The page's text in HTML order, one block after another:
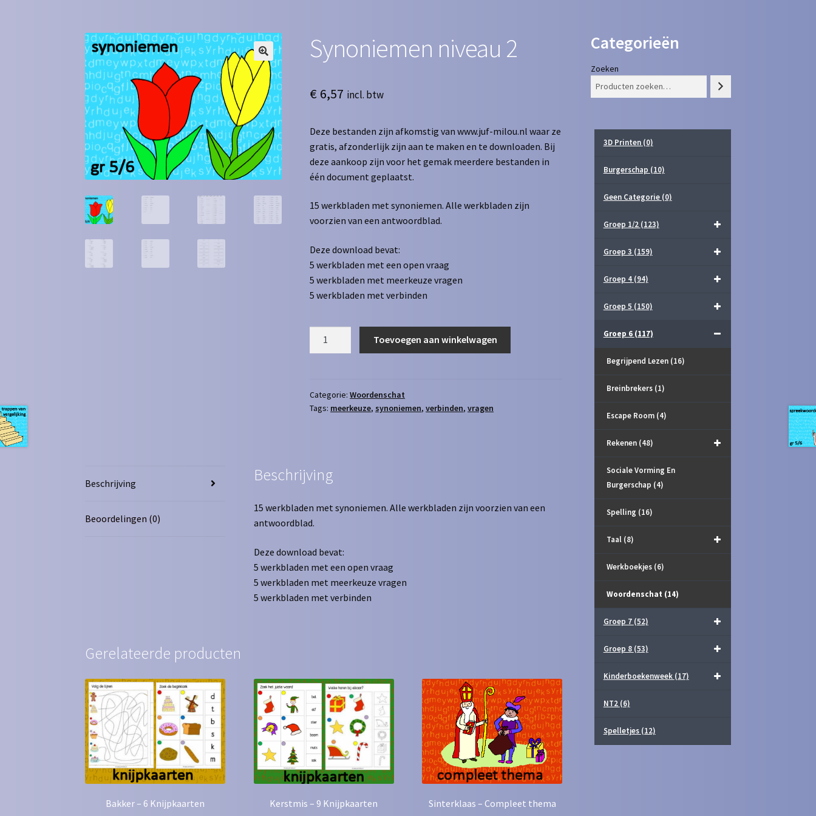
Synoniemen niveau 2
€ 6,57 incl. btw
Deze bestanden zijn afkomstig van www.juf-milou.nl waar ze
gratis, afzonderlijk zijn aan te maken en te downloaden. Bij
deze aankoop zijn voor het gemak meerdere bestanden in
één document geplaatst.
15 werkbladen met synoniemen. Alle werkbladen zijn
voorzien van een antwoordblad.
Deze download bevat:
5 werkbladen met een open vraag
5 werkbladen met meerkeuze vragen
5 werkbladen met verbinden
Toevoegen aan winkelwagen
Categorie:Woordenschat
Tags: meerkeuze, synoniemen,verbinden,vragen
Beschrijving
Beoordelingen (0)
Beschrijving
15 werkbladen met synoniemen. Alle werkbladen zijn voorzien van een
antwoordblad.
Deze download bevat:
5 werkbladen met een open vraag
5 werkbladen met meerkeuze vragen
5 werkbladen met verbinden
Gerelateerde producten
Bakker – 6 Knijpkaarten Kerstmis – 9 Knijpkaarten Sinterklaas – Compleet thema
Categorieën
Zoeken
3D Printen (0)
Burgerschap (10)
Geen Categorie (0)
Groep 1/2 (123)
Groep 3 (159)
Groep 4 (94)
Groep 5 (150)
Groep 6 (117)
Begrijpend Lezen (16)
Breinbrekers (1)
Escape Room (4)
Rekenen (48)
Sociale Vorming En
Burgerschap (4)
Spelling (16)
Taal (8)
Werkboekjes (6)
Woordenschat (14)
Groep 7 (52)
Groep 8 (53)
Kinderboekenweek (17)
NT2 (6)
Spelletjes (12)